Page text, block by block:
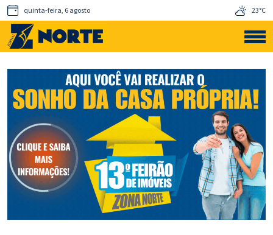
quinta-feira, 6 agosto 23°C